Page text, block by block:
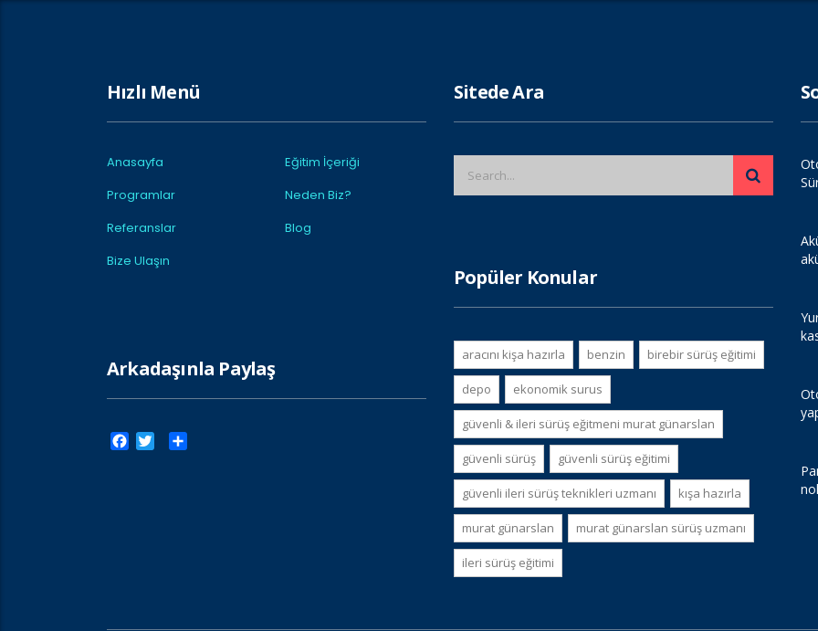
Hızlı Menü
Anasayfa
Eğitim İçeriği
Programlar
Neden Biz?
Referanslar
Blog
Bize Ulaşın
Arkadaşınla Paylaş
Facebook
Twitter
Sitede Ara
Popüler Konular
aracını kişa hazırla benzin birebir sürüş eğitimi
depo ekonomik surus
güvenli & i̇leri sürüş eğitmeni murat günarslan
güvenli sürüş güvenli sürüş eğitimi
güvenli i̇leri sürüş teknikleri uzmanı kışa hazırla
murat günarslan murat günarslan sürüş uzmanı
i̇leri sürüş eğitimi